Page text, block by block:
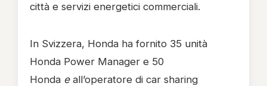
città e servizi energetici commerciali.
In Svizzera, Honda ha fornito 35 unità
Honda Power Manager e 50
Honda eall’operatore di car sharing